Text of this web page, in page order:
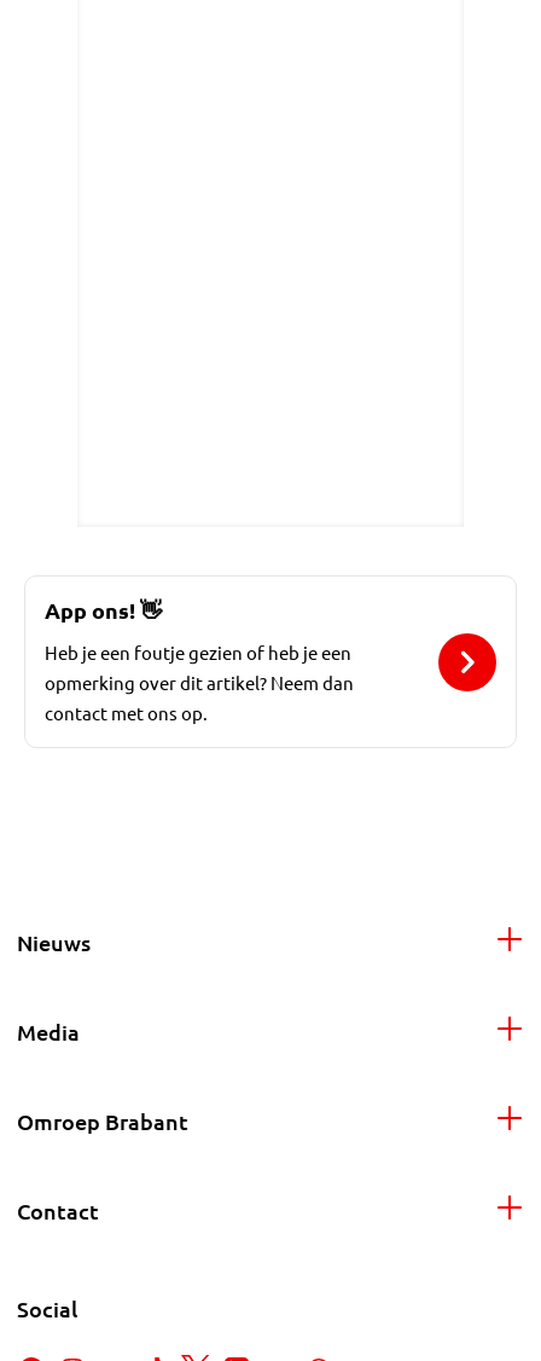
App ons!👋
Heb je een foutje gezien of heb je een
opmerking over dit artikel? Neem dan
contact met ons op.
Nieuws
Media
Omroep Brabant
Contact
Social